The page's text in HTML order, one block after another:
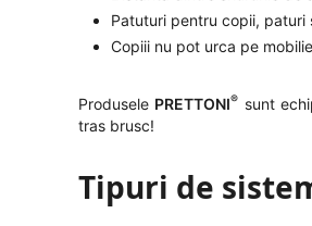
Patuturi pentru copii, paturi
Copiii nu pot urca pe
Produsele PRETTONI® sunt
tras brusc!
Tipuri de